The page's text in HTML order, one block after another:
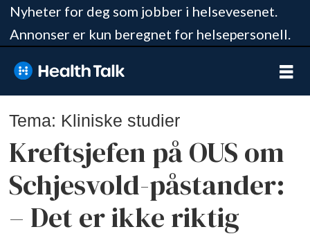
Nyheter for deg som jobber i helsevesenet.
Annonser er kun beregnet for helsepersonell.
Tema: Kliniske studier
Kreftsjefen på OUS om
Schjesvold-påstander:
– Det er ikke riktig